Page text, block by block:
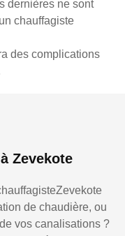
dernières ne sont
chauffagiste
des complications
Zevekote
de chaudière, ou
vos canalisations ?